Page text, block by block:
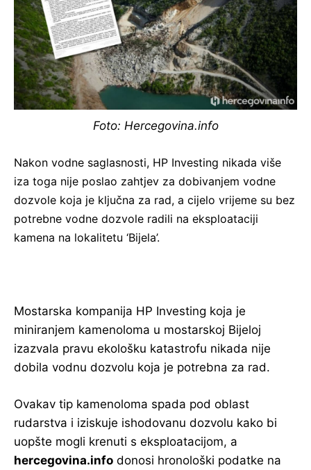
Foto: Hercegovina.info
Nakon vodne saglasnosti, HP Investing nikada više
iza toga nije poslao zahtjev za dobivanjem vodne
dozvole koja je ključna za rad, a cijelo vrijeme su bez
potrebne vodne dozvole radili na eksploataciji
kamena na lokalitetu ‘Bijela’.
Mostarska kompanija HP Investing koja je
miniranjem kamenoloma u mostarskoj Bijeloj
izazvala pravu ekološku katastrofu nikada nije
dobila vodnu dozvolu koja je potrebna za rad.
Ovakav tip kamenoloma spada pod oblast
rudarstva i iziskuje ishodovanu dozvolu kako bi
uopšte mogli krenuti s eksploatacijom, a
hercegovina.info donosi hronološki podatke na